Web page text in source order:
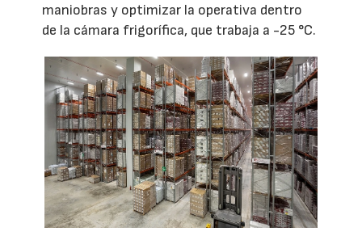
maniobras y optimizar la operativa dentro
de la cámara frigorífica, que trabaja a -25 °C.